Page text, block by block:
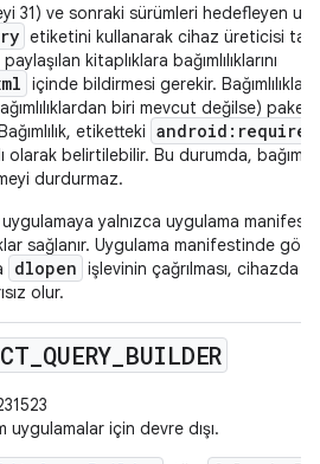
31) ve sonraki sürümleri hedefleyen
etiketini kullanarak cihaz üreticisi
kitaplıklara bağımlılıklarını
içinde bildirmesi gerekir.
biri mevcut değilse)
etiketteki android:required
olarak belirtilebilir. Bu durumda,
durdurmaz.
yalnızca uygulama
sağlanır. Uygulama manifestinde
dlopen işlevinin çağrılması, cihazda
olur.
QUERY BUILDER
uygulamalar için devre dışı.